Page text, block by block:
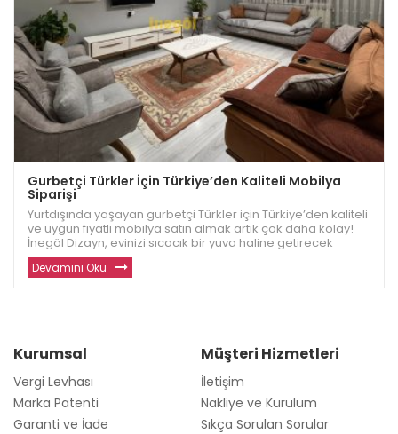
Gurbetçi Türkler İçin Türkiye’den Kaliteli Mobilya
Siparişi
Yurtdışında yaşayan gurbetçi Türkler için Türkiye’den kaliteli
ve uygun fiyatlı mobilya satın almak artık çok daha kolay!
İnegöl Dizayn, evinizi sıcacık bir yuva haline getirecek
dayanıklı ve modern mobilyalar sunuyor. Avrupa ve diğer
ülkelerde yaşayan gu
Devamını Oku
Kurumsal
Vergi Levhası
Marka Patenti
Garanti ve İade
Müşteri Hizmetleri
İletişim
Nakliye ve Kurulum
Sıkça Sorulan Sorular